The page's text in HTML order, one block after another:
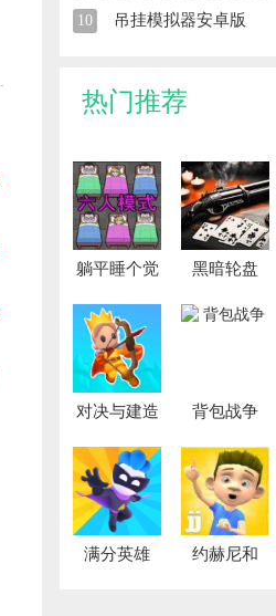
10 吊挂模拟器安卓版
热门推荐
躺平睡个觉 黑暗轮盘
对决与建造 背包战争
满分英雄 约赫尼和